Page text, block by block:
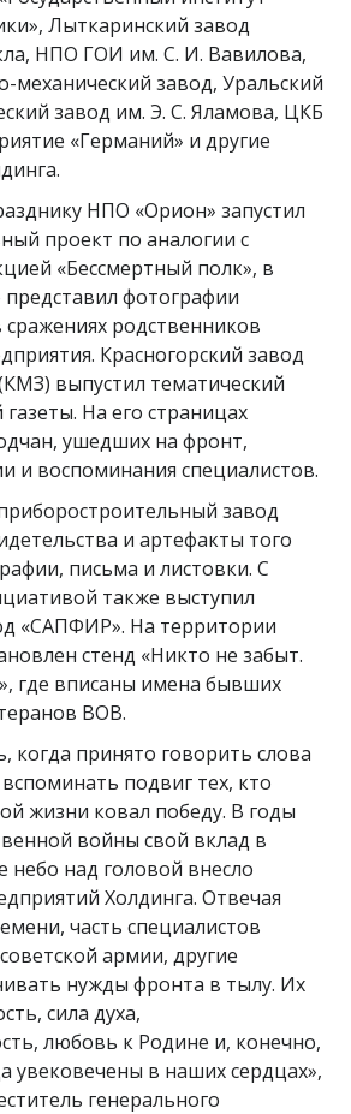
Лыткаринский завод
НПО ГОИ им. С. И. Вавилова,
механический завод, Уральский
завод им. Э. С. Яламова, ЦКБ
«Германий» и другие
НПО «Орион» запустил
проект по аналогии с
«Бессмертный полк», в
фотографии
родственников
Красногорский завод
выпустил тематический
На его страницах
ушедших на фронт,
и воспоминания специалистов.
завод
и артефакты того
письма и листовки. С
также выступил
«САПФИР». На территории
стенд «Никто не забыт.
где вписаны имена бывших
ВОВ.
когда принято говорить слова
подвиг тех, кто
жизни ковал победу. В годы
войны свой вклад в
небо над головой внесло
Холдинга. Отвечая
часть специалистов
армии, другие
нужды фронта в тылу. Их
сила духа,
любовь к Родине и, конечно,
увековечены в наших сердцах»,
генерального